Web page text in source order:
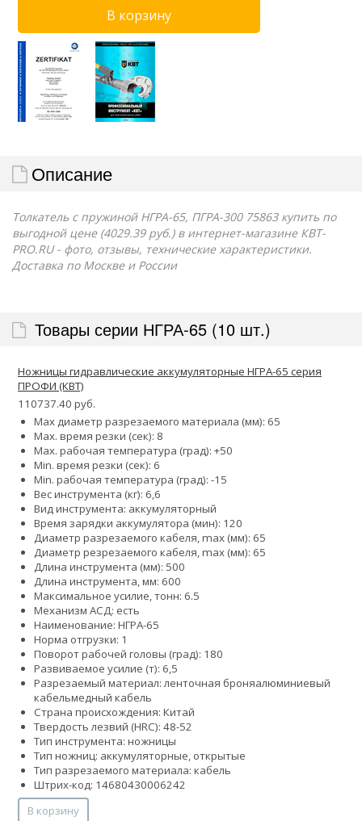
Описание
Толкатель с пружиной НГРА-65, ПГРА-300 75863 купить по
выгодной цене (4029.39 руб.) в интернет-магазине КВТ-
PRO.RU - фото, отзывы, технические характеристики.
Доставка по Москве и России
Товары серии НГРА-65 (10 шт.)
Ножницы гидравлические аккумуляторные НГРА-65 серия
ПРОФИ (КВТ)
110737.40 руб.
Max диаметр разрезаемого материала (мм): 65
Max. время резки (сек): 8
Max. рабочая температура (град): +50
Min. время резки (сек): 6
Min. рабочая температура (град): -15
Вес инструмента (кг): 6,6
Вид инструмента: аккумуляторный
Время зарядки аккумулятора (мин): 120
Диаметр разрезаемого кабеля, max (мм): 65
Диаметр резрезаемого кабеля, max (мм): 65
Длина инструмента (мм): 500
Длина инструмента, мм: 600
Максимальное усилие, тонн: 6.5
Механизм АСД: есть
Наименование: НГРА-65
Норма отгрузки: 1
Поворот рабочей головы (град): 180
Развиваемое усилие (т): 6,5
Разрезаемый материал: ленточная броняалюминиевый
кабельмедный кабель
Страна происхождения: Китай
Твердость лезвий (HRC): 48-52
Тип инструмента: ножницы
Тип ножниц: аккумуляторные, открытые
Тип разрезаемого материала: кабель
Штрих-код: 14680430006242
В корзину